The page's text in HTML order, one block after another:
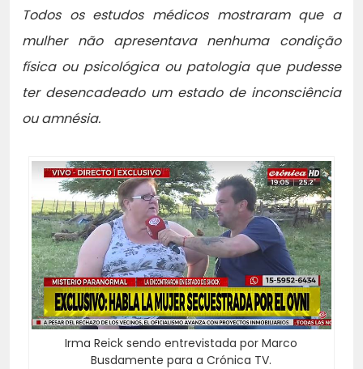
Todos os estudos médicos mostraram que a
mulher não apresentava nenhuma condição
física ou psicológica ou patologia que pudesse
ter desencadeado um estado de inconsciência
ou amnésia.
Irma Reick sendo entrevistada por Marco
Busdamente para a Crónica TV.